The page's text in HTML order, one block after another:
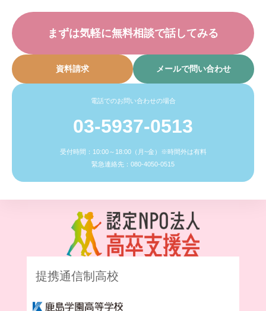
まずは気軽に無料相談で話してみる
資料請求 メールで問い合わせ
電話でのお問い合わせの場合
03-5937-0513
受付時間：10:00～18:00（月~金）※時間外は有料
緊急連絡先：080-4050-0515
提携通信制高校